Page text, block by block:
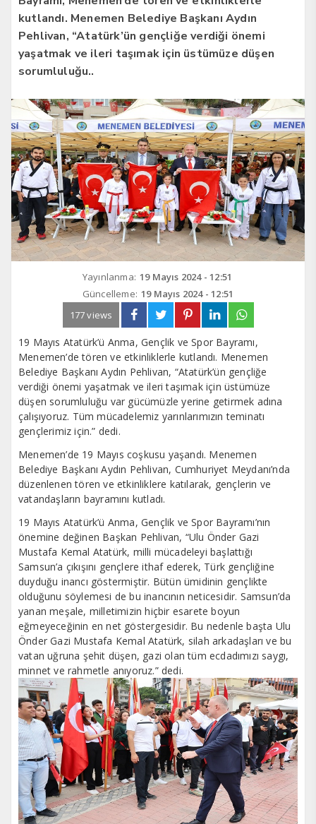
kutlandı. Menemen Belediye Başkanı Aydın
Pehlivan, “Atatürk’ün gençliğe verdiği önemi
yaşatmak ve ileri taşımak için üstümüze düşen
sorumluluğu..
Yayınlanma: 19 Mayıs 2024 - 12:51
Güncelleme: 19 Mayıs 2024 - 12:51
177 views
19 Mayıs Atatürk’ü Anma, Gençlik ve Spor Bayramı,
Menemen’de tören ve etkinliklerle kutlandı. Menemen
Belediye Başkanı Aydın Pehlivan, “Atatürk’ün gençliğe
verdiği önemi yaşatmak ve ileri taşımak için üstümüze
düşen sorumluluğu var gücümüzle yerine getirmek adına
çalışıyoruz. Tüm mücadelemiz yarınlarımızın teminatı
gençlerimiz için.” dedi.
Menemen’de 19 Mayıs coşkusu yaşandı. Menemen
Belediye Başkanı Aydın Pehlivan, Cumhuriyet Meydanı’nda
düzenlenen tören ve etkinliklere katılarak, gençlerin ve
vatandaşların bayramını kutladı.
19 Mayıs Atatürk’ü Anma, Gençlik ve Spor Bayramı’nın
önemine değinen Başkan Pehlivan, “Ulu Önder Gazi
Mustafa Kemal Atatürk, milli mücadeleyi başlattığı
Samsun’a çıkışını gençlere ithaf ederek, Türk gençliğine
duyduğu inancı göstermiştir. Bütün ümidinin gençlikte
olduğunu söylemesi de bu inancının neticesidir. Samsun’da
yanan meşale, milletimizin hiçbir esarete boyun
eğmeyeceğinin en net göstergesidir. Bu nedenle başta Ulu
Önder Gazi Mustafa Kemal Atatürk, silah arkadaşları ve bu
vatan uğruna şehit düşen, gazi olan tüm ecdadımızı saygı,
minnet ve rahmetle anıyoruz.” dedi.